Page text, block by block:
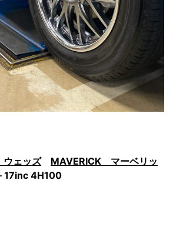
ェッズ
MAVERICK マーベリッ
4H100